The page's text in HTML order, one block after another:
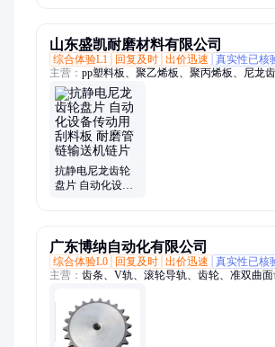
山东盛凯耐磨材料有限公司
综合体验L1
回复及时 出价迅速 真实性已核
主营： pp塑料板、聚乙烯板、聚丙烯板、尼龙
板材、聚丙烯水箱板、pp板、pe板、upe板、超
板、铸石板、压延微晶板、微晶铸石板、氧化
一陶瓷衬板、二合一陶瓷衬板
抗静电尼龙齿轮
盘片 自动化设备
广东博纳自动化有限公司
综合体验L0
回复及时 出价迅速 真实性已核
主营： 齿条、V轨、滚轮导轨、齿轮、准双曲面
双排传动链条、螺伞齿轮、微型齿轮、齿轮齿
台、胀紧套、联轴器、行星滚珠丝杠、交叉滚
设备、精密硬齿面、淬火直齿条、自行高空作业